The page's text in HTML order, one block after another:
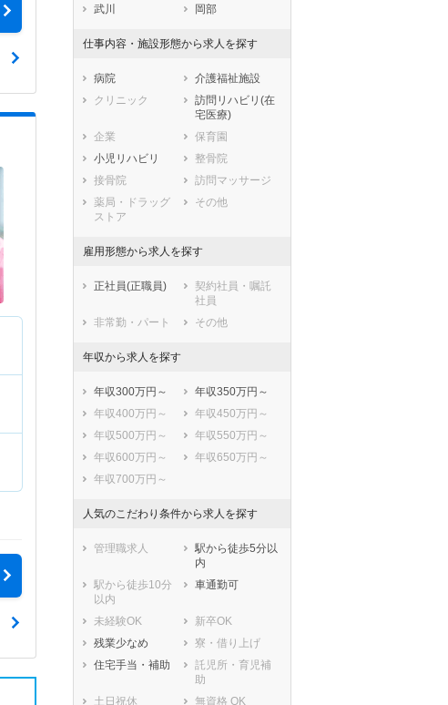
福岡県
佐賀県
鹿児島県
沖縄県
さいたま市緑区
さいたま市岩槻
市部
所沢市
飯能市
加須市
本庄市
東松山市
春日部市
狭山市
羽生市
鴻巣市
深谷市
入間市
朝霞市
和光市
新座市
桶川市
久喜市
三郷市
蓮田市
坂戸市
幸手市
鶴ヶ島市
日高市
吉川市
ふじみ野市
白岡市
比企郡嵐山町
比企郡小川町
比企郡吉見町
比企郡鳩山町
比企郡ときがわ
秩父郡横瀬町
秩父郡皆野町
秩父郡長瀞町
秩父郡小鹿野町
秩父郡東秩父村
児玉郡美里町
児玉郡神川町
児玉郡上里町
武川
岡部
仕事内容・施設形態から求人を探す
病院
介護福祉施設
クリニック
訪問リハビリ(在
宅医療)
企業
保育園
小児リハビリ
整骨院
接骨院
訪問マッサージ
薬局・ドラッグ
ストア
その他
雇用形態から求人を探す
正社員(正職員)
契約社員・嘱託
社員
非常勤・パート
その他
年収から求人を探す
年収300万円～
年収350万円～
年収400万円～
年収450万円～
年収500万円～
年収550万円～
年収600万円～
年収650万円～
年収700万円～
人気のこだわり条件から求人を探す
管理職求人
駅から徒歩5分以
内
駅から徒歩10分
以内
車通勤可
未経験OK
新卒OK
残業少なめ
寮・借り上げ
住宅手当・補助
託児所・育児補
助
土日祝休
無資格 OK